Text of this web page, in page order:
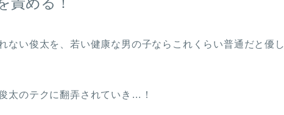
ない俊太を、若い健康な男の子ならこれくらい普通だと優し
太のテクに翻弄されていき…！